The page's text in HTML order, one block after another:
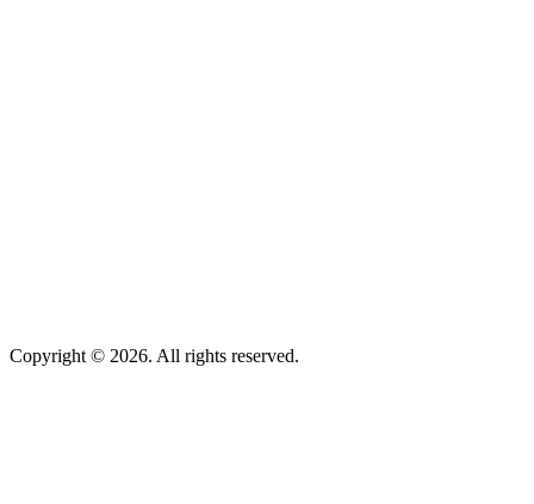
Copyright © 2026. All rights reserved.